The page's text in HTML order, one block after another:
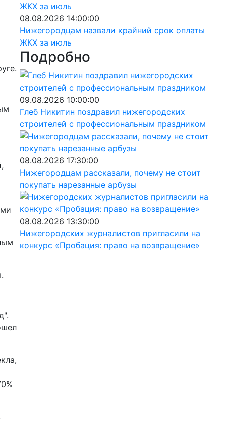
08.08.2026 14:00:00
Нижегородцам назвали крайний срок оплаты
ЖКХ за июль
Подробно
09.08.2026 10:00:00
Глеб Никитин поздравил нижегородских
строителей с профессиональным праздником
08.08.2026 17:30:00
Нижегородцам рассказали, почему не стоит
покупать нарезанные арбузы
08.08.2026 13:30:00
Нижегородских журналистов пригласили на
конкурс «Пробация: право на возвращение»